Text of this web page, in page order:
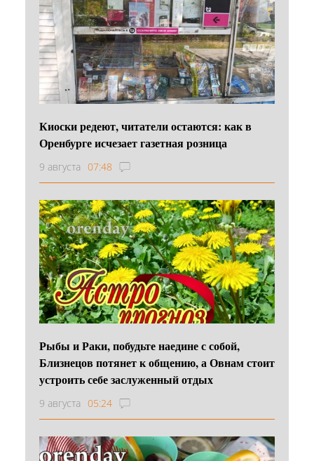
Киоски редеют, читатели остаются: как в
Оренбурге исчезает газетная розница
9 августа 07:48
Рыбы и Раки, побудьте наедине с собой,
Близнецов потянет к общению, а Овнам стоит
устроить себе заслуженный отдых
9 августа 05:24